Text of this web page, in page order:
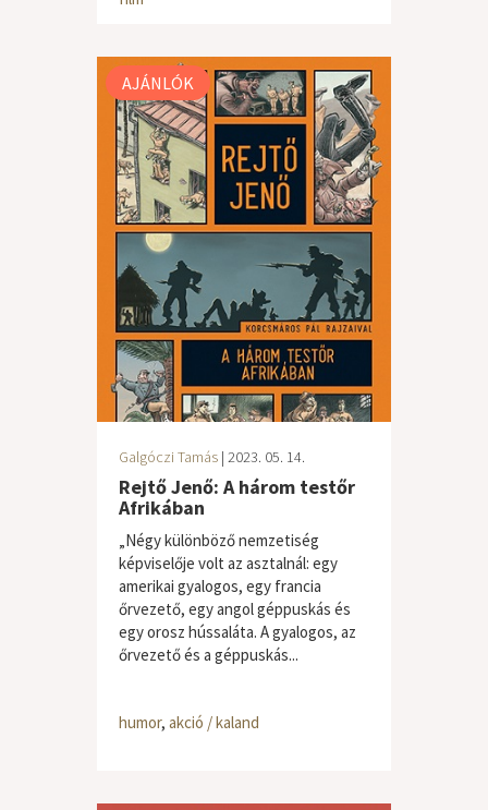
AJÁNLÓK
Galgóczi Tamás | 2023. 05. 14.
Rejtő Jenő: A három testőr
Afrikában
„Négy különböző nemzetiség
képviselője volt az asztalnál: egy
amerikai gyalogos, egy francia
őrvezető, egy angol géppuskás és
egy orosz hússaláta. A gyalogos, az
őrvezető és a géppuskás...
humor, akció / kaland